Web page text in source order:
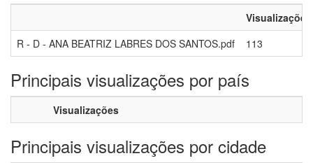
Visualizações
R - D - ANA BEATRIZ LABRES DOS SANTOS.pdf
113
Principais visualizações por país
Visualizações
Principais visualizações por cidade